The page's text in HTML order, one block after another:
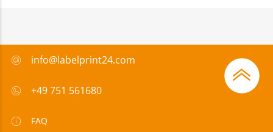
info@labelprint24.com
+49 751 561680
FAQ